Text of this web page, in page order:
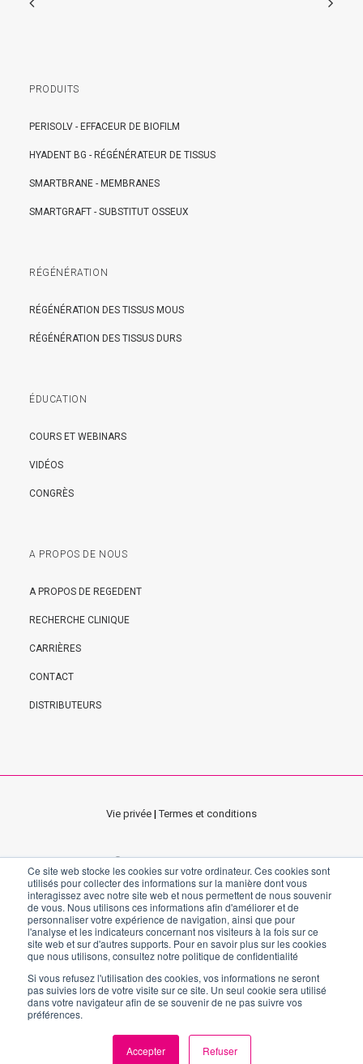
Ce site web stocke les cookies sur votre ordinateur. Ces cookies sont
utilisés pour collecter des informations sur la manière dont vous
interagissez avec notre site web et nous permettent de nous souvenir
de vous. Nous utilisons ces informations afin d'améliorer et de
personnaliser votre expérience de navigation, ainsi que pour
l'analyse et les indicateurs concernant nos visiteurs à la fois sur ce
site web et sur d'autres supports. Pour en savoir plus sur les cookies
que nous utilisons, consultez notre politique de confidentialité
Si vous refusez l'utilisation des cookies, vos informations ne seront
pas suivies lors de votre visite sur ce site. Un seul cookie sera utilisé
dans votre navigateur afin de se souvenir de ne pas suivre vos
préférences.
Accepter Refuser
PRODUITS
PERISOLV - EFFACEUR DE BIOFILM
HYADENT BG - RÉGÉNÉRATEUR DE TISSUS
SMARTBRANE - MEMBRANES
SMARTGRAFT - SUBSTITUT OSSEUX
RÉGÉNÉRATION
RÉGÉNÉRATION DES TISSUS MOUS
RÉGÉNÉRATION DES TISSUS DURS
ÉDUCATION
COURS ET WEBINARS
VIDÉOS
CONGRÈS
A PROPOS DE NOUS
A PROPOS DE REGEDENT
RECHERCHE CLINIQUE
CARRIÈRES
CONTACT
DISTRIBUTEURS
Vie privée |Termes et conditions
©2021 – 2022 REGEDENT AG
Siège social - Zollikerstrasse 144, CH-8008 Zurich, Suisse
Bureau allemand - Pfarrgasse 6, 97337 Dettelbach, Deutschland
Bureau italien - via Enrico Fermi 18, Sandrigo 36066 VI, Italia
[elfsight_age_verification id="4"]